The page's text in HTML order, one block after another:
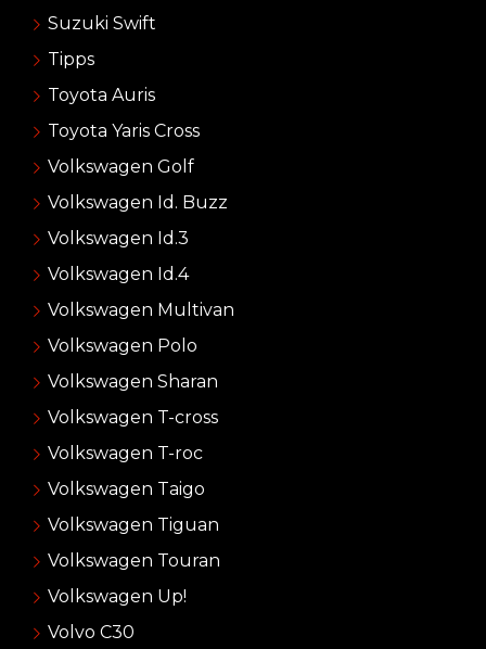
Suzuki Swift
Tipps
Toyota Auris
Toyota Yaris Cross
Volkswagen Golf
Volkswagen Id. Buzz
Volkswagen Id.3
Volkswagen Id.4
Volkswagen Multivan
Volkswagen Polo
Volkswagen Sharan
Volkswagen T-cross
Volkswagen T-roc
Volkswagen Taigo
Volkswagen Tiguan
Volkswagen Touran
Volkswagen Up!
Volvo C30